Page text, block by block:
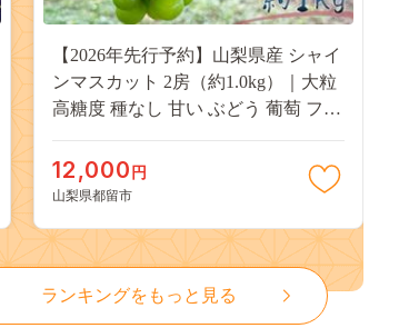
【2026年先行予約】山梨県産 シャイ
ンマスカット 2房（約1.0kg）｜大粒
高糖度 種なし 甘い ぶどう 葡萄 フル
JX003
12,000 円
山梨県都留市
ランキングをもっと見る